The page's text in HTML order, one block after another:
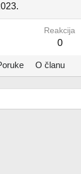
Reakcija
0
O članu